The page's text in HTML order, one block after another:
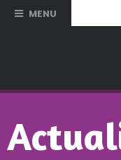
MENU